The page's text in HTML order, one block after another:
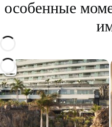
особенные